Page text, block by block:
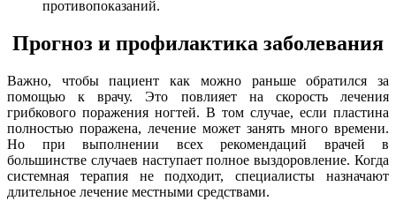
противопоказаний.
Прогноз и профилактика заболевания
Важно, чтобы пациент как можно раньше обратился за
помощью к врачу. Это повлияет на скорость лечения
грибкового поражения ногтей. В том случае, если пластина
полностью поражена, лечение может занять много времени.
Но при выполнении всех рекомендаций врачей в
большинстве случаев наступает полное выздоровление. Когда
системная терапия не подходит, специалисты назначают
длительное лечение местными средствами.